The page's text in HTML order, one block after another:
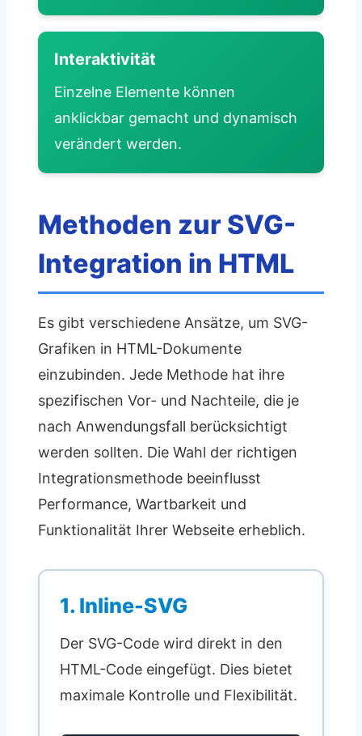
Interaktivität
Einzelne Elemente können
anklickbar gemacht und dynamisch
verändert werden.
Methoden zur SVG-
Integration in HTML
Es gibt verschiedene Ansätze, um SVG-
Grafiken in HTML-Dokumente
einzubinden. Jede Methode hat ihre
spezifischen Vor- und Nachteile, die je
nach Anwendungsfall berücksichtigt
werden sollten. Die Wahl der richtigen
Integrationsmethode beeinflusst
Performance, Wartbarkeit und
Funktionalität Ihrer Webseite erheblich.
1. Inline-SVG
Der SVG-Code wird direkt in den
HTML-Code eingefügt. Dies bietet
maximale Kontrolle und Flexibilität.